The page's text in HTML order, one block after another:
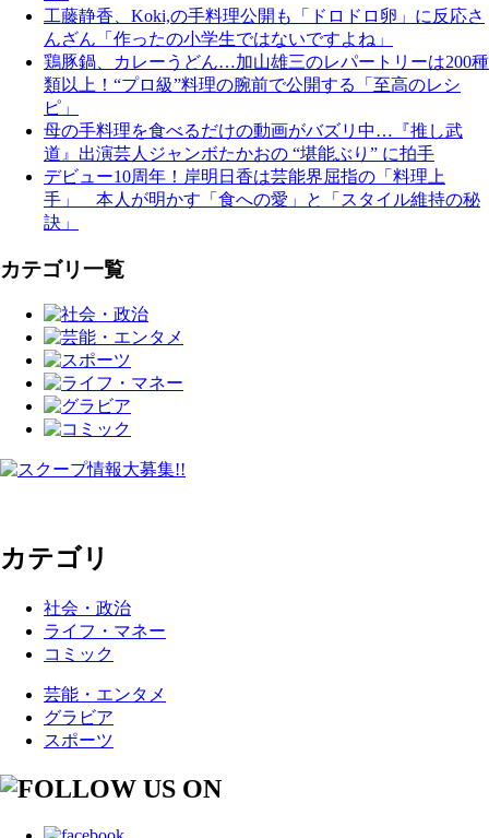
工藤静香、Koki,の手料理公開も「ドロドロ卵」に反応さ
んざん「作ったの小学生ではないですよね」
鶏豚鍋、カレーうどん…加山雄三のレパートリーは200種
類以上！“プロ級”料理の腕前で公開する「至高のレシ
ピ」
母の手料理を食べるだけの動画がバズリ中…『推し武
道』出演芸人ジャンボたかおの “堪能ぶり” に拍手
デビュー10周年！岸明日香は芸能界屈指の「料理上
手」 本人が明かす「食への愛」と「スタイル維持の秘
訣」
カテゴリ一覧
カテゴリ
社会・政治
ライフ・マネー
コミック
芸能・エンタメ
グラビア
スポーツ